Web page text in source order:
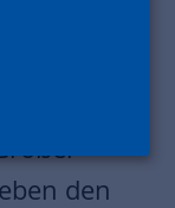
von
Event-
den